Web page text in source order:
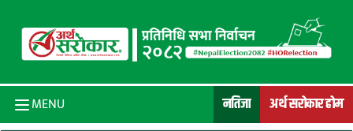
MENU नतिजा अर्थ सरोकार होम